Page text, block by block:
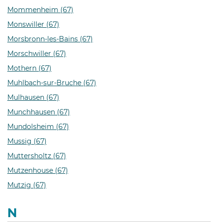
Mommenheim (67)
Monswiller (67)
Morsbronn-les-Bains (67)
Morschwiller (67)
Mothern (67)
Muhlbach-sur-Bruche (67)
Mulhausen (67)
Munchhausen (67)
Mundolsheim (67)
Mussig (67)
Muttersholtz (67)
Mutzenhouse (67)
Mutzig (67)
N